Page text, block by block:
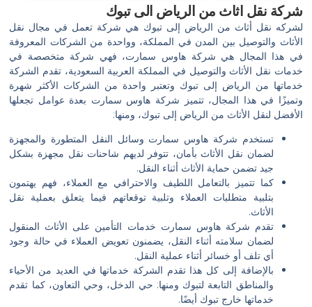
شركة نقل اثاث من الرياض الى تبوك
لشركه نقل أثاث من الرياض إلى تبوك هي شركة تعمل في مجال نقل
الأثاث والتوصيل بين المدن في المملكة، وواحدة من الشركات المعروفة
في هذا المجال هي شركة هاوس سمارت، فهي شركة متخصصة في
خدمات نقل الأثاث والتوصيل في المملكة العربية السعودية، تقدم الشركة
خدماتها من الرياض إلى تبوك وتعتبر واحدة من الشركات الأكثر شهرة
وتميزًا في هذا المجال، تتميز شركة هاوس سمارت بعدة عوامل تجعلها
الأفضل لنقل الأثاث من الرياض إلى تبوك، ومنها:
تستخدم شركة هاوس سمارت وسائل النقل المتطورة والمجهزة
لضمان نقل الأثاث بأمان، تتوفر لديهم شاحنات نقل مجهزة بشكل
جيد تضمن حماية الأثاث أثناء النقل.
كما تتميز بالتعامل اللطيف والاحترافي مع العملاء، فهم يهتمون
بتلبية متطلبات العملاء وتلبية توقعاتهم فيما يتعلق بعملية نقل
الأثاث.
تقدم شركة هاوس سمارت خدمات التأمين على الأثاث المنقول
لضمان سلامته أثناء النقل، يضمنون تعويض العملاء في حالة وجود
أي تلف أو خسائر أثناء عملية النقل.
بالإضافة إلى كل هذا تقدم الشركة خدماتها في العديد من الأحياء
والمناطق التابعة لتبوك ومنها: حي الدخل، وحي التعاون، كما تقدم
خدماتها خارج تبوك أيضًا.